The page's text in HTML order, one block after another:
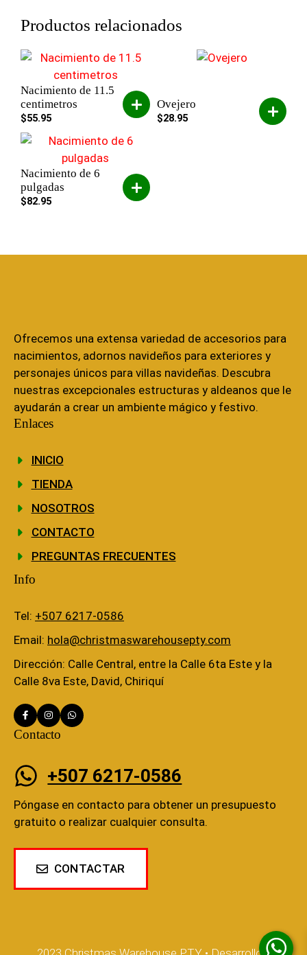
Productos relacionados
Nacimiento de 11.5
centimetros
$55.95
Ovejero
$28.95
Nacimiento de 6
pulgadas
$82.95
Ofrecemos una extensa variedad de accesorios para
nacimientos, adornos navideños para exteriores y
personajes únicos para villas navideñas. Descubra
nuestras excepcionales estructuras y aldeanos que le
ayudarán a crear un ambiente mágico y festivo.
Enlaces
INICIO
TIENDA
NOSOTROS
CONTACTO
PREGUNTAS FRECUENTES
Info
Tel: +507 6217-0586
Email: hola@christmaswarehousepty.com
Dirección: Calle Central, entre la Calle 6ta Este y la
Calle 8va Este, David, Chiriquí
Contacto
+507 6217-0586
Póngase en contacto para obtener un presupuesto
gratuito o realizar cualquier consulta.
CONTACTAR